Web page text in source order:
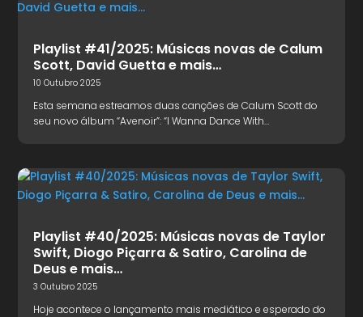
Playlist #41/2025: Músicas novas de Calum
Scott, David Guetta e mais…
10 Outubro 2025
Esta semana estreamos duas canções de Calum Scott do
seu novo álbum “Avenoir”: “I Wanna Dance With…
Playlist #40/2025: Músicas novas de Taylor
Swift, Diogo Piçarra & Satiro, Carolina de
Deus e mais…
3 Outubro 2025
Hoje acontece o lançamento mais mediático e esperado do